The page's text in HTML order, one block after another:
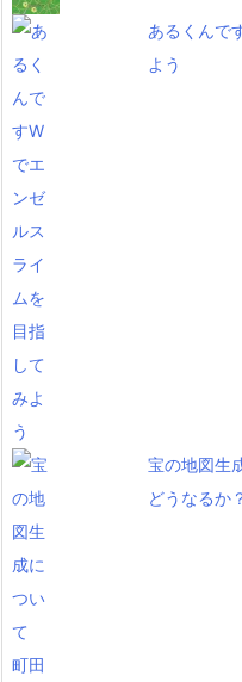
あるくんで
よう
宝の地図生
どうなるか